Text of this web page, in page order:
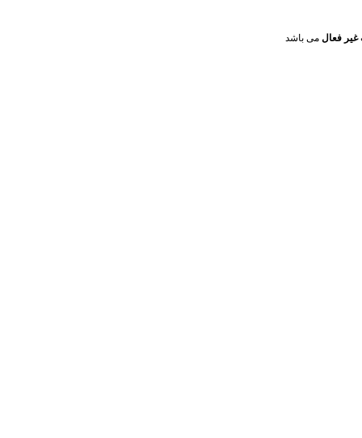
غیر فعال می باشد